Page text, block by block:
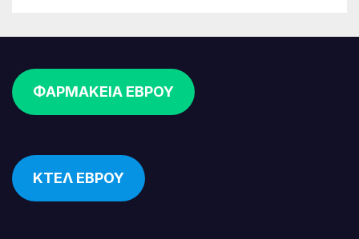
ΦΑΡΜΑΚΕΙΑ ΕΒΡΟΥ
ΚΤΕΛ ΕΒΡΟΥ